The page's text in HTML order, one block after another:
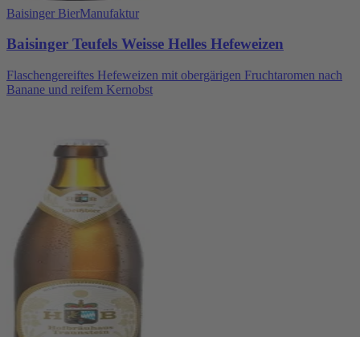
Baisinger BierManufaktur
Baisinger Teufels Weisse Helles Hefeweizen
Flaschengereiftes Hefeweizen mit obergärigen Fruchtaromen nach
Banane und reifem Kernobst